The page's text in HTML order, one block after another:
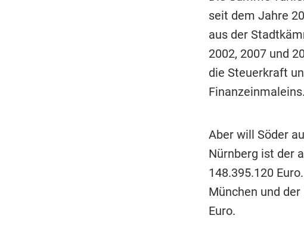
seit dem Jahre
aus der
2002, 2007 und
die Steuerkraft
Finanzeinmaleins.
Aber will Söder
Nürnberg ist der
148.395.120
München und
Euro.